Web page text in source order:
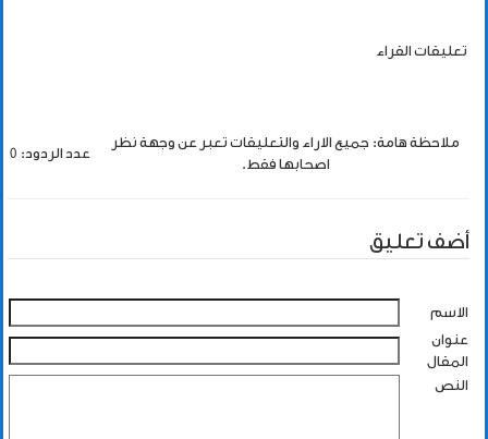
تعليقات القراء
ملاحظة هامة: جميع الاراء والتعليقات تعبر عن وجهة نظر
اصحابها فقط.
عدد الردود: 0
أضف تعليق
الاسم
عنوان
المقال
النص